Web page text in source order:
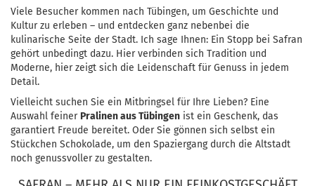
Viele Besucher kommen nach Tübingen, um Geschichte und
Kultur zu erleben – und entdecken ganz nebenbei die
kulinarische Seite der Stadt. Ich sage Ihnen: Ein Stopp bei Safran
gehört unbedingt dazu. Hier verbinden sich Tradition und
Moderne, hier zeigt sich die Leidenschaft für Genuss in jedem
Detail.
Vielleicht suchen Sie ein Mitbringsel für Ihre Lieben? Eine
Auswahl feiner Pralinen aus Tübingen ist ein Geschenk, das
garantiert Freude bereitet. Oder Sie gönnen sich selbst ein
Stückchen Schokolade, um den Spaziergang durch die Altstadt
noch genussvoller zu gestalten.